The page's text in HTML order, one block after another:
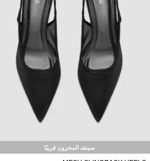
سينفد المخزون قريبًا